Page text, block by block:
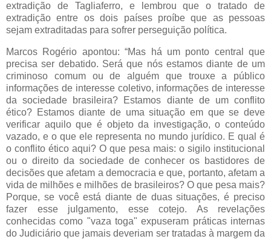
extradição de Tagliaferro, e lembrou que o tratado de
extradição entre os dois países proíbe que as pessoas
sejam extraditadas para sofrer perseguição política.
Marcos Rogério apontou: “Mas há um ponto central que
precisa ser debatido. Será que nós estamos diante de um
criminoso comum ou de alguém que trouxe a público
informações de interesse coletivo, informações de interesse
da sociedade brasileira? Estamos diante de um conflito
ético? Estamos diante de uma situação em que se deve
verificar aquilo que é objeto da investigação, o conteúdo
vazado, e o que ele representa no mundo jurídico. E qual é
o conflito ético aqui? O que pesa mais: o sigilo institucional
ou o direito da sociedade de conhecer os bastidores de
decisões que afetam a democracia e que, portanto, afetam a
vida de milhões e milhões de brasileiros? O que pesa mais?
Porque, se você está diante de duas situações, é preciso
fazer esse julgamento, esse cotejo. As revelações
conhecidas como "vaza toga" expuseram práticas internas
do Judiciário que jamais deveriam ser tratadas à margem da